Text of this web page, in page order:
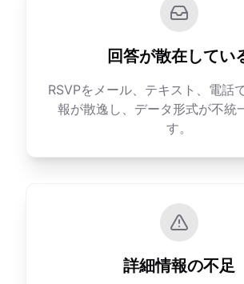
回答が散在してい
RSVPをメール、テキスト、電話
報が散逸し、データ形式が不統
す。
詳細情報の不足